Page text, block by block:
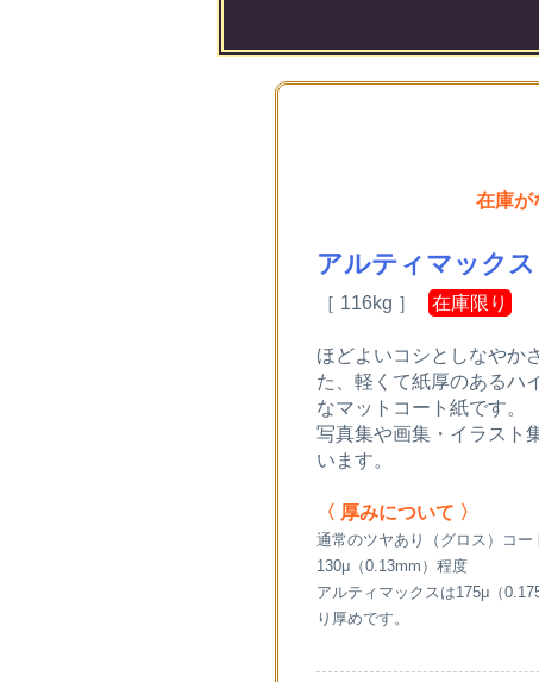
在庫が
アルティマックス
［ 116kg ］ 在庫限り
ほどよいコシとしなやか
た、軽くて紙厚のあるハ
なマットコート紙です。
写真集や画集・イラスト
います。
〈 厚みについて 〉
通常のツヤあり（グロス）コー
130μ（0.13mm）程度
アルティマックスは175μ（
り厚めです。